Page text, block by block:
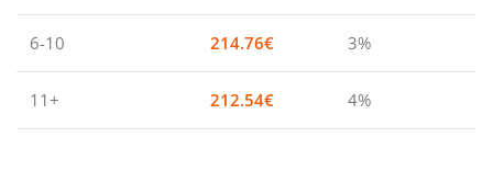
6-10 214.76€ 3%
11+ 212.54€ 4%